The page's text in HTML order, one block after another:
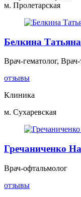
м. Пролетарская
Белкина
Врач-гематолог, Врач-
отзывы
Клиника
м. Сухаревская
Гречаниченко
Врач-офтальмолог
отзывы